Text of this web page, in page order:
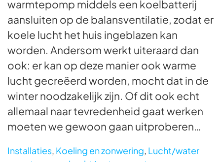
warmtepomp middels een koelbatterij
aansluiten op de balansventilatie, zodat er
koele lucht het huis ingeblazen kan
worden. Andersom werkt uiteraard dan
ook: er kan op deze manier ook warme
lucht gecreëerd worden, mocht dat in de
winter noodzakelijk zijn. Of dit ook echt
allemaal naar tevredenheid gaat werken
moeten we gewoon gaan uitproberen…
Installaties, Koeling en zonwering, Lucht/water